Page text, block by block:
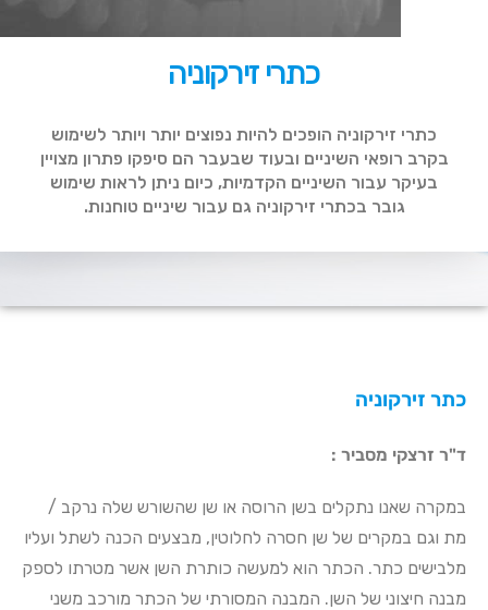
כתרי זירקוניה
כתרי זירקוניה הופכים להיות נפוצים יותר ויותר לשימוש
בקרב רופאי השיניים ובעוד שבעבר הם סיפקו פתרון מצויין
בעיקר עבור השיניים הקדמיות, כיום ניתן לראות שימוש
גובר בכתרי זירקוניה גם עבור שיניים טוחנות.
כתר זירקוניה
ד"ר זרצקי מסביר :
במקרה שאנו נתקלים בשן הרוסה או שן שהשורש שלה נרקב /
מת וגם במקרים של שן חסרה לחלוטין, מבצעים הכנה לשתל ועליו
מלבישים כתר. הכתר הוא למעשה כותרת השן אשר מטרתו לספק
מבנה חיצוני של השן. המבנה המסורתי של הכתר מורכב משני